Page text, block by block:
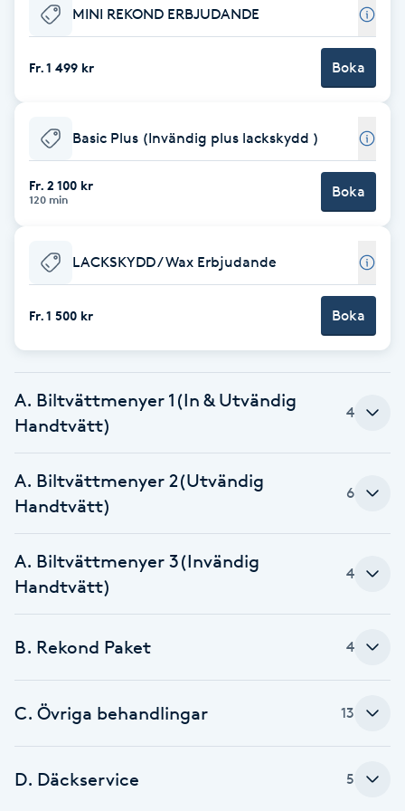
Babylights
Bambumassage
Barber
Barnklippning
BIAB
Brynformning
Brynfärgning
Brynplockning
Bröllopsuppsättning
C
Coachning
MINI REKOND ERBJUDANDE
Fr. 1 499 kr Boka
Basic Plus (Invändig plus lackskydd )
Fr. 2 100 kr
120 min Boka
LACKSKYDD / Wax Erbjudande
Fr. 1 500 kr Boka
A. Biltvättmenyer 1(In & Utvändig
Handtvätt)
4
A. Biltvättmenyer 2(Utvändig
Handtvätt)
6
A. Biltvättmenyer 3(Invändig
Handtvätt)
4
B. Rekond Paket 4
C. Övriga behandlingar 13
D. Däckservice 5